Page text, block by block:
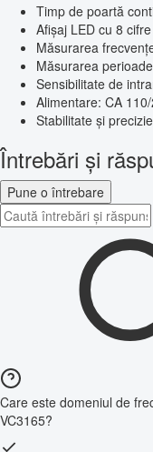
Timp de poartă
Afișaj LED cu 8
Măsurarea
Măsurarea
Sensibilitate de
Alimentare: CA
Stabilitate și
Întrebări și
Pune o întrebare
Care este domeniul de
VC3165?